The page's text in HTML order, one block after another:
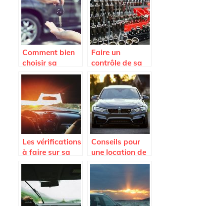
Comment bien
choisir sa
voiture ?
Faire un
contrôle de sa
voiture pour
rouler en toute
sécurité
Les vérifications
à faire sur sa
voiture pour un
Conseils pour
une location de
voiture en